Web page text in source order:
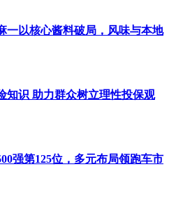
一以核心酱料破局，风味与本地
知识 助力群众树立理性投保观
强第125位，多元布局领跑车市